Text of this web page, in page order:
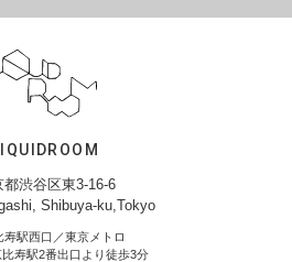
都渋谷区東3-16-6
Shibuya-ku,Tokyo
寿駅西口／東京メトロ
寿駅2番出口より徒歩3分